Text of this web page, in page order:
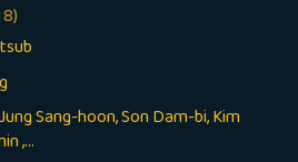
Sang-hoon, Son Dam-bi, Kim
,...